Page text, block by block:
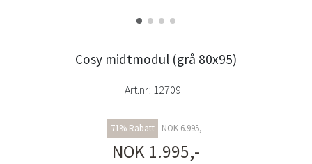
Cosy midtmodul (grå 80x95)
Art.nr: 12709
71% Rabatt NOK 6.995,-
NOK 1.995,-